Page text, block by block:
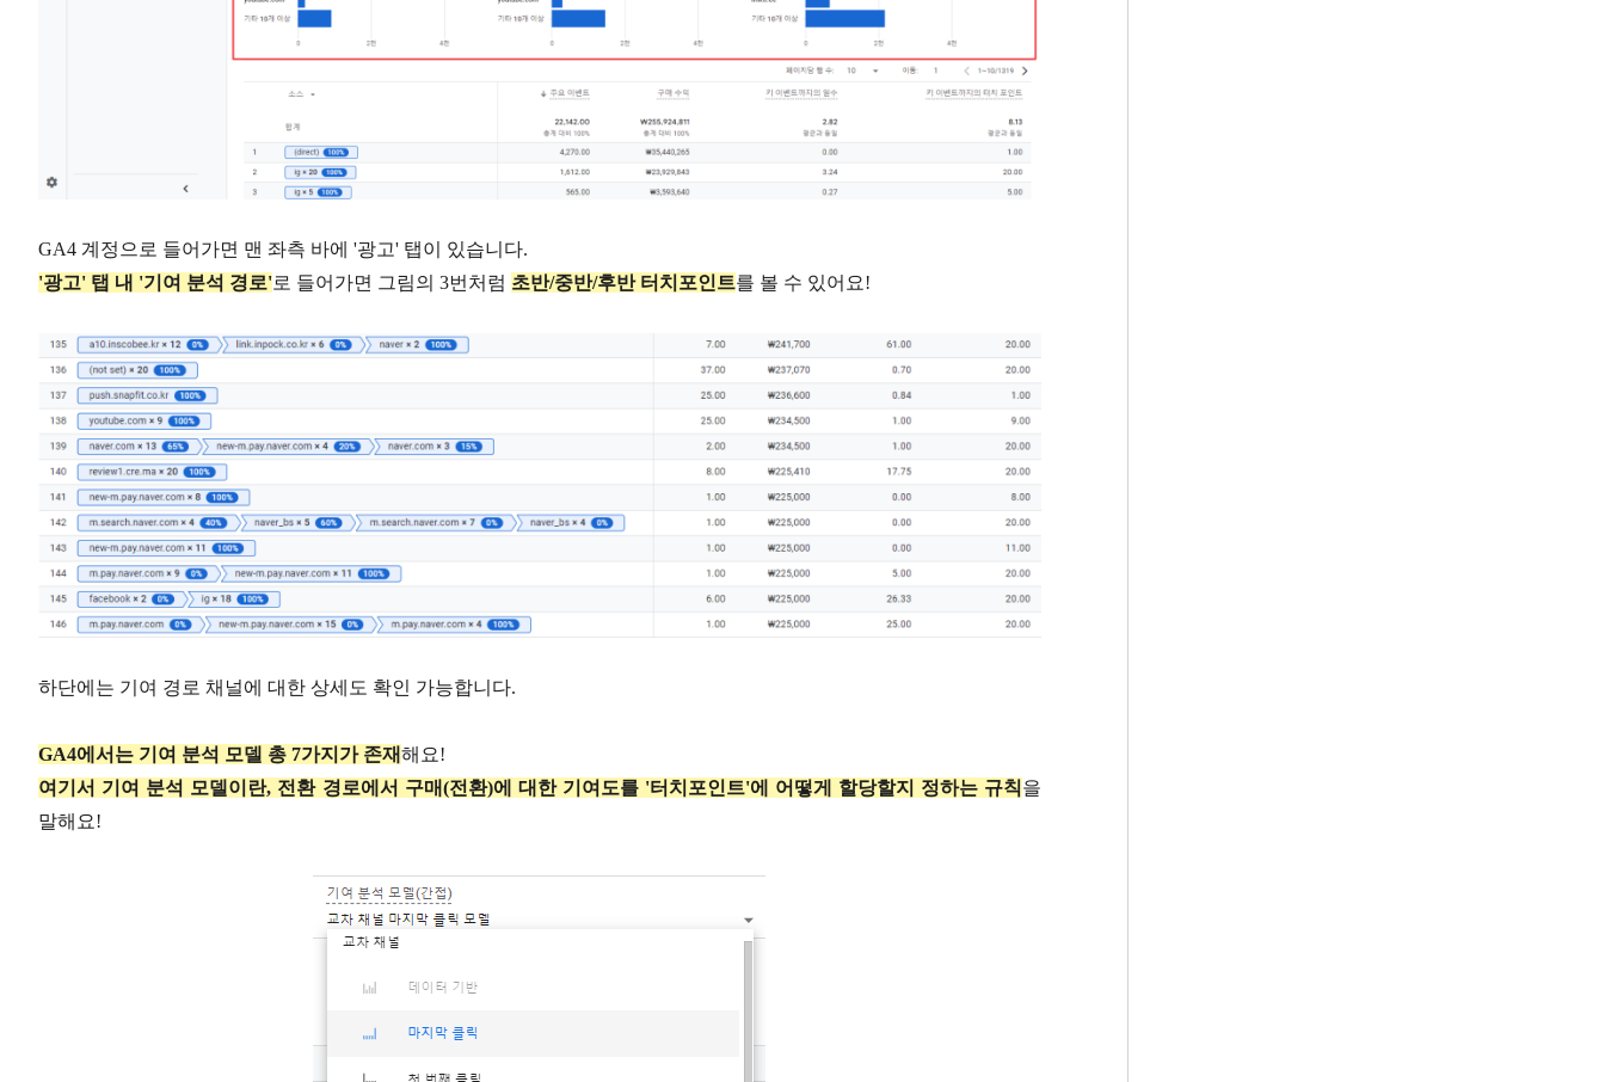
GA4 계정으로 들어가면 맨 좌측 바에 '광고' 탭이 있습니다.
'광고' 탭 내 '기여 분석 경로'로 들어가면 그림의 3번처럼 초반/중반/후반 터치포인트를 볼 수 있어요!
하단에는 기여 경로 채널에 대한 상세도 확인 가능합니다.
GA4에서는 기여 분석 모델 총 7가지가 존재해요!
여기서 기여 분석 모델이란, 전환 경로에서 구매(전환)에 대한 기여도를 '터치포인트'에 어떻게 할당할지 정하는 규칙을
말해요!